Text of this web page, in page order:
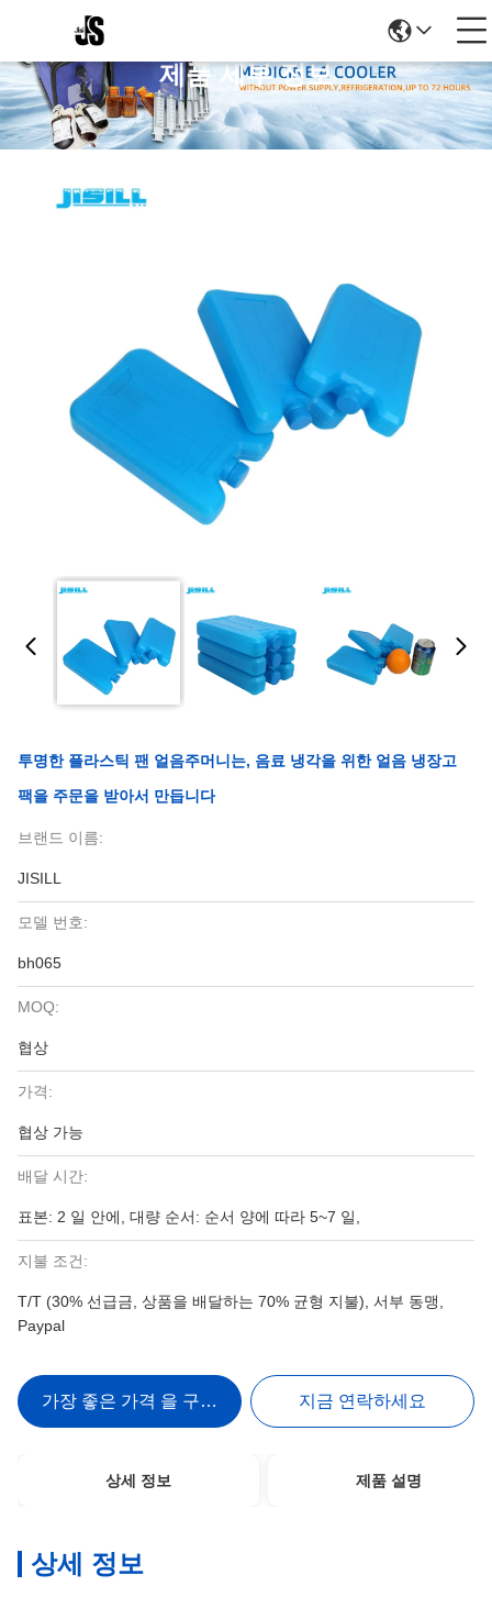
제품 세부 정보
투명한 플라스틱 팬 얼음주머니는, 음료 냉각을 위한 얼음 냉장고
팩을 주문을 받아서 만듭니다
브랜드 이름:
JISILL
모델 번호:
bh065
MOQ:
협상
가격:
협상 가능
배달 시간:
표본: 2 일 안에, 대량 순서: 순서 양에 따라 5~7 일,
지불 조건:
T/T (30% 선급금, 상품을 배달하는 70% 균형 지불), 서부 동맹,
Paypal
가장 좋은 가격 을 구하라 지금 연락하세요
상세 정보 제품 설명
상세 정보